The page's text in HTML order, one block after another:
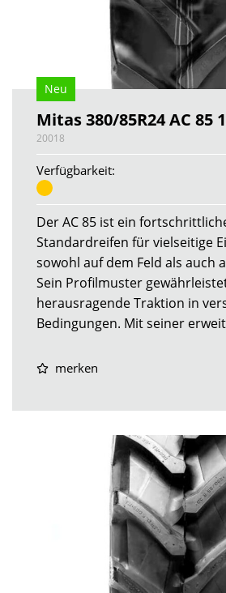
Neu
Mitas 380/85R24 AC 85
20018
Verfügbarkeit:
Der AC 85 ist ein
Standardreifen für vielseitige
sowohl auf dem Feld als auch
Sein Profilmuster
herausragende Traktion in
Bedingungen. Mit seiner
merken